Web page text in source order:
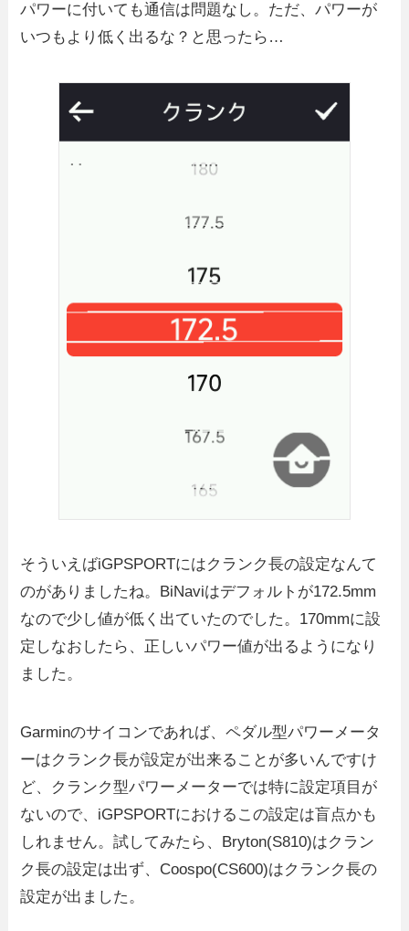
パワーに付いても通信は問題なし。ただ、パワーが
いつもより低く出るな？と思ったら…
そういえばiGPSPORTにはクランク長の設定なんて
のがありましたね。BiNaviはデフォルトが172.5mm
なので少し値が低く出ていたのでした。170mmに設
定しなおしたら、正しいパワー値が出るようになり
ました。
Garminのサイコンであれば、ペダル型パワーメータ
ーはクランク長が設定が出来ることが多いんですけ
ど、クランク型パワーメーターでは特に設定項目が
ないので、iGPSPORTにおけるこの設定は盲点かも
しれません。試してみたら、Bryton(S810)はクラン
ク長の設定は出ず、Coospo(CS600)はクランク長の
設定が出ました。